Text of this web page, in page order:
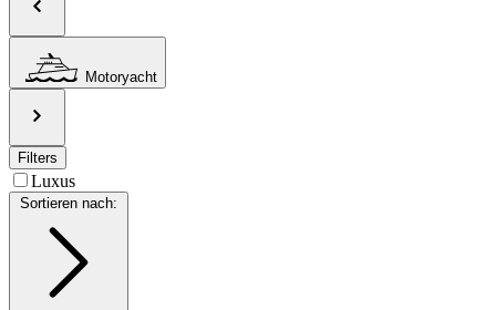
Motoryacht
Filters
Luxus
Sortieren nach